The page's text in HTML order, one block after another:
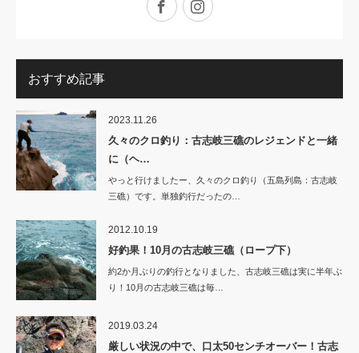
おすすめ記事
2023.11.26
久々のクロ釣り：古志岐三礁のレジェンドと一緒
に（ヘ…
やっと行けましたー、久々のクロ釣り（五島列島：古志岐
三礁）です。単独釣行だったの…
2012.10.19
好釣果！10月の古志岐三礁（ロープ下）
約2か月ぶりの釣行となりました、古志岐三礁は実に半年ぶ
り！10月の古志岐三礁は毎…
2019.03.24
厳しい状況の中で、口太50センチオーバー！古志